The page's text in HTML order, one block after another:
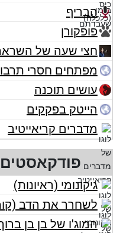
הבריף
פופקורן
חצי שעה של השראה
מפתחים חסרי
עושים תוכנה
הייטק בפקקים
מדברים קריאייטיב
פודקאסטים
גיקונומי (ראיונות)
לשחרר את הדב
המוג'ו של בן בן ברוך